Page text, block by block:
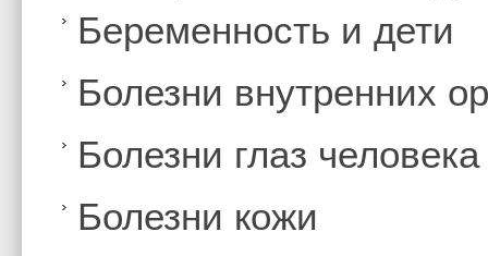
Беременность и дети
Болезни внутренних
Болезни глаз человека
Болезни кожи